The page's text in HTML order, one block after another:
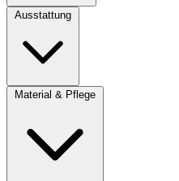
Ausstattung
Material & Pflege